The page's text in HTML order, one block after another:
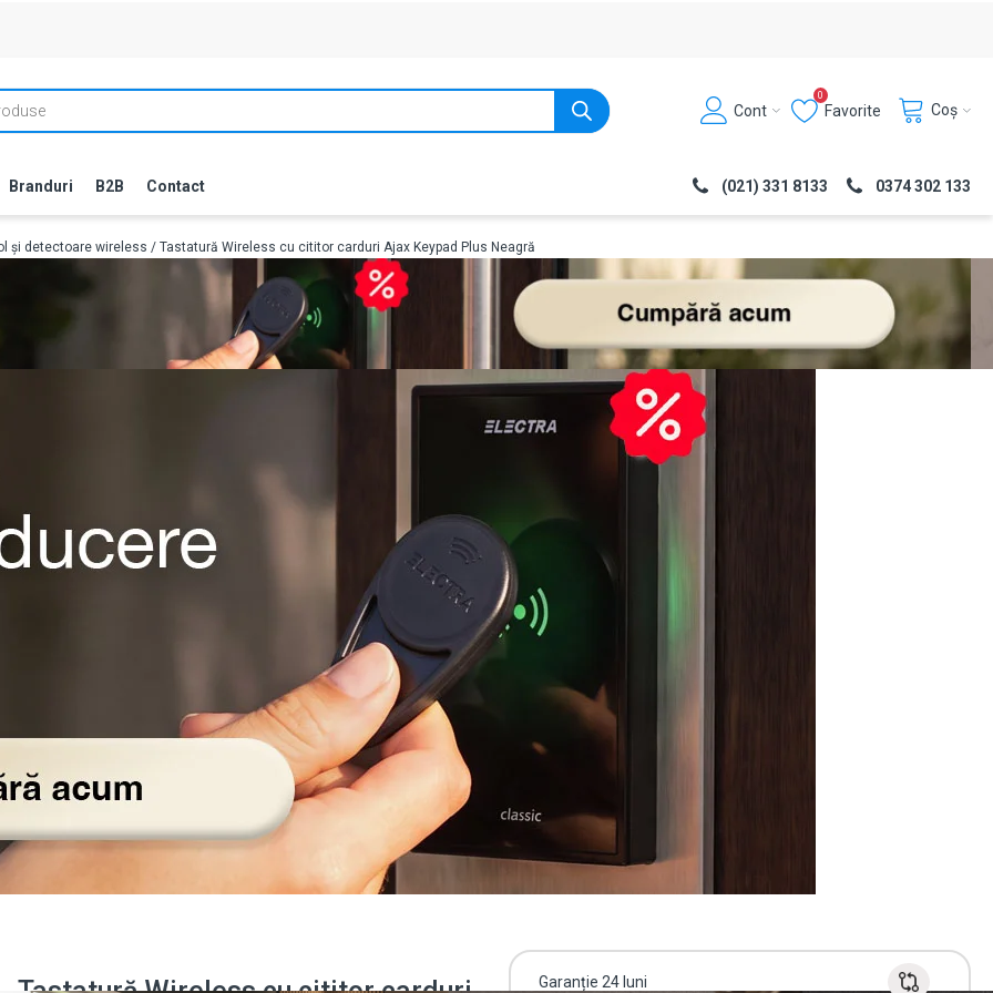
Cont
0
Favorite Coș
Branduri B2B Contact (021) 331 8133 0374 302 133
și detectoare wireless / Tastatură Wireless cu cititor carduri Ajax Keypad Plus Neagră
Garanție 24 luni